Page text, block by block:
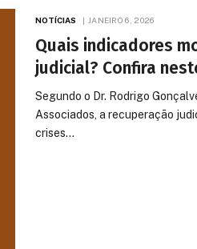
NOTÍCIAS JANEIRO 6, 2026
Quais indicadores
judicial? Confira
Segundo o Dr. Rodrigo
Associados, a recuperação
crises…